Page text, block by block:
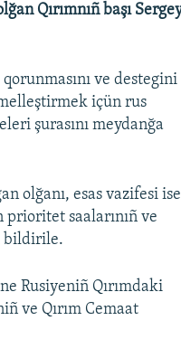
Qırımnıñ başı
ve destegini
içün rus
şurasını meydanğa
olğanı, esas vazifesi ise
prioritet saalarınıñ ve
bildirile.
Rusiyeniñ Qırımdaki
ve Qırım Cemaat